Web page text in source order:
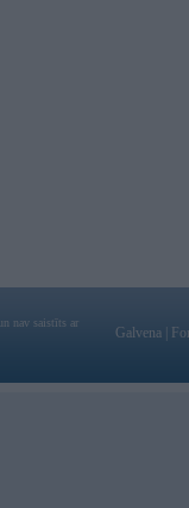
nav saistīts ar
Galvena